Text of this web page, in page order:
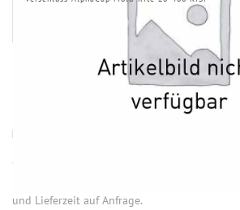
HINWEISE
und Lieferzeit auf Anfrage.